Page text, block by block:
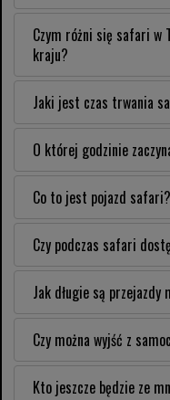
Czym różni się safari w
kraju?
Jaki jest czas trwania
O której godzinie
Co to jest pojazd safari?
Czy podczas safari
Jak długie są przejazdy
Czy można wyjść z
Kto jeszcze będzie ze